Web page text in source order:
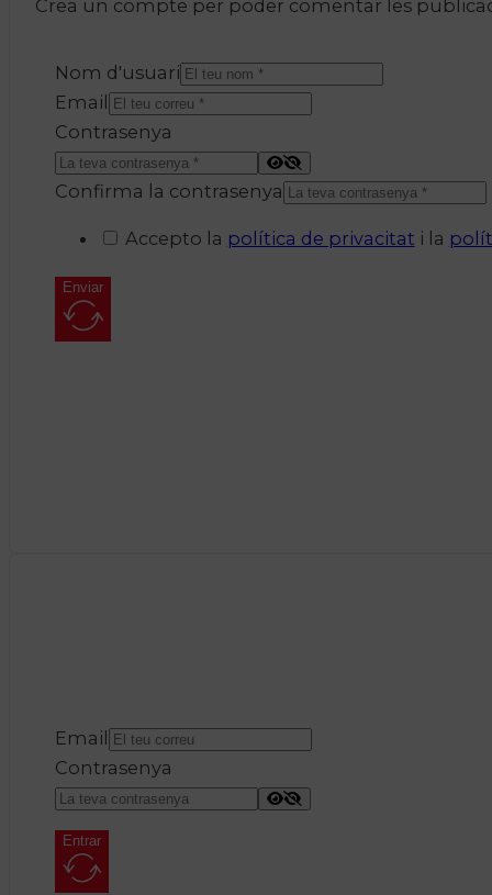
Crea un compte per poder comentar les
Nom d'usuari
Email
Contrasenya
Confirma la contrasenya
Accepto la política de privacitat i la
Enviar
Email
Contrasenya
Entrar